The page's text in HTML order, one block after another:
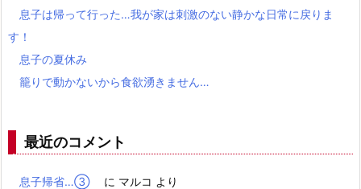
息子は帰って行った…我が家は刺激のない静かな日常に戻りま
す！
息子の夏休み
籠りで動かないから食欲湧きません…
最近のコメント
息子帰省…③ に マルコ より